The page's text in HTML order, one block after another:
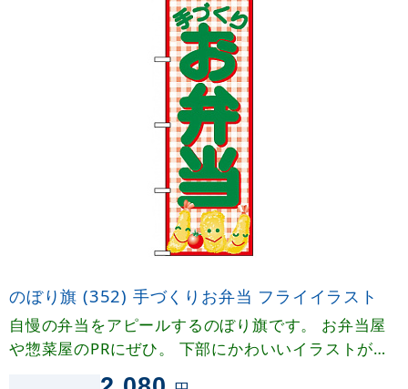
のぼり旗 (352) 手づくりお弁当 フライイラスト
自慢の弁当をアピールするのぼり旗です。 お弁当屋
や惣菜屋のPRにぜひ。 下部にかわいいイラストがあ
るデザインに仕上がっております。